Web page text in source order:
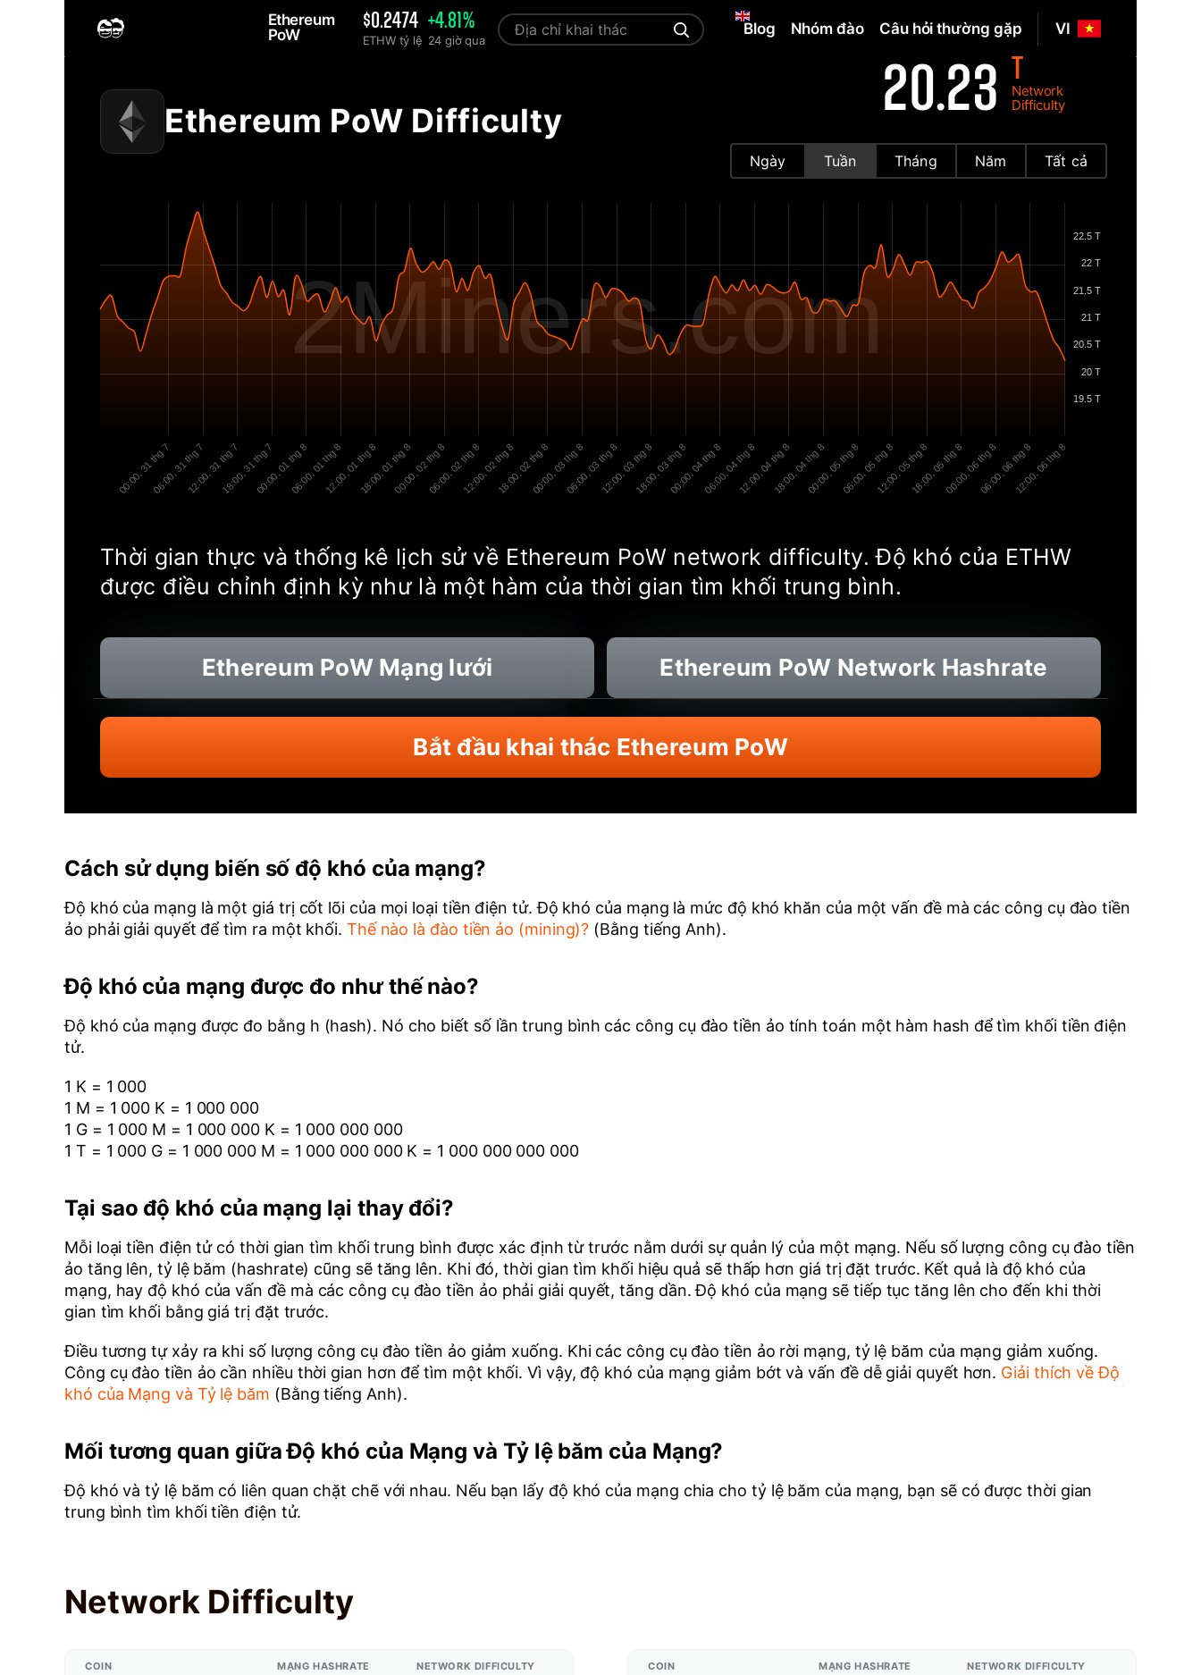
Ethereum
PoW
$0.2474
ETHW tỷ lệ
+4.81%
24 giờ qua
VI
Blog Nhóm đào Câu hỏi thường gặp
Ethereum PoW Difficulty 20.23 T
Network
Difficulty
Ngày Tuần Tháng Năm Tất cả
2Miners.com
00:00, 31 thg 706:00, 31 thg 712:00, 31 thg 718:00, 31 thg 700:00, 01 thg 806:00, 01 thg 812:00, 01 thg 818:00, 01 thg 800:00, 02 thg 806:00, 02 thg 812:00, 02 thg 818:00, 02 thg 800:00, 03 thg 806:00, 03 thg 812:00, 03 thg 818:00, 03 thg 800:00, 04 thg 806:00, 04 thg 812:00, 04 thg 818:00, 04 thg 800:00, 05 thg 806:00, 05 thg 812:00, 05 thg 818:00, 05 thg 800:00, 06 thg 806:00, 06 thg 812:00, 06 thg 8
19.5 T
20 T
20.5 T
21 T
21.5 T
22 T
22.5 T
Thời gian thực và thống kê lịch sử về Ethereum PoW network difficulty. Độ khó của ETHW
được điều chỉnh định kỳ như là một hàm của thời gian tìm khối trung bình.
Ethereum PoWMạng lưới Ethereum PoW Network Hashrate
Bắt đầu khai thác Ethereum PoW
Cách sử dụng biến số độ khó của mạng?
Độ khó của mạng là một giá trị cốt lõi của mọi loại tiền điện tử. Độ khó của mạng là mức độ khó khăn của một vấn đề mà các công cụ đào tiền
ảo phải giải quyết để tìm ra một khối. Thế nào là đào tiền ảo (mining)? (Bằng tiếng Anh).
Độ khó của mạng được đo như thế nào?
Độ khó của mạng được đo bằng h (hash). Nó cho biết số lần trung bình các công cụ đào tiền ảo tính toán một hàm hash để tìm khối tiền điện
tử.
1 K = 1 000
1 M = 1 000 K = 1 000 000
1 G = 1 000 M = 1 000 000 K = 1 000 000 000
1 T = 1 000 G = 1 000 000 M = 1 000 000 000 K = 1 000 000 000 000
Tại sao độ khó của mạng lại thay đổi?
Mỗi loại tiền điện tử có thời gian tìm khối trung bình được xác định từ trước nằm dưới sự quản lý của một mạng. Nếu số lượng công cụ đào tiền
ảo tăng lên, tỷ lệ băm (hashrate) cũng sẽ tăng lên. Khi đó, thời gian tìm khối hiệu quả sẽ thấp hơn giá trị đặt trước. Kết quả là độ khó của
mạng, hay độ khó của vấn đề mà các công cụ đào tiền ảo phải giải quyết, tăng dần. Độ khó của mạng sẽ tiếp tục tăng lên cho đến khi thời
gian tìm khối bằng giá trị đặt trước.
Điều tương tự xảy ra khi số lượng công cụ đào tiền ảo giảm xuống. Khi các công cụ đào tiền ảo rời mạng, tỷ lệ băm của mạng giảm xuống.
Công cụ đào tiền ảo cần nhiều thời gian hơn để tìm một khối. Vì vậy, độ khó của mạng giảm bớt và vấn đề dễ giải quyết hơn. Giải thích về Độ
khó của Mạng và Tỷ lệ băm (Bằng tiếng Anh).
Mối tương quan giữa Độ khó của Mạng và Tỷ lệ băm của Mạng?
Độ khó và tỷ lệ băm có liên quan chặt chẽ với nhau. Nếu bạn lấy độ khó của mạng chia cho tỷ lệ băm của mạng, bạn sẽ có được thời gian
trung bình tìm khối tiền điện tử.
Network Difficulty
COIN MẠNG HASHRATE NETWORK DIFFICULTY COIN MẠNG HASHRATE NETWORK DIFFICULTY